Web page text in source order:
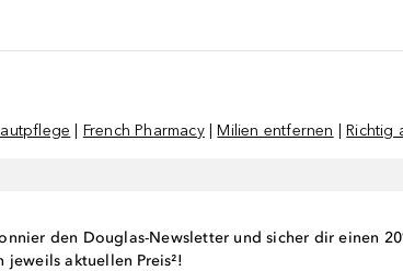
French Pharmacy|Milien entfernen |Richtig
den Douglas-Newsletter und sicher dir einen
jeweils aktuellen Preis²!